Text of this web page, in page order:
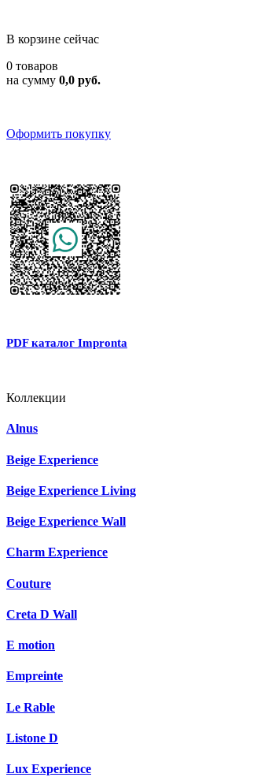
В корзине сейчас
0 товаров
на сумму 0,0 руб.
Оформить покупку
PDF каталог Impronta
Коллекции
Alnus
Beige Experience
Beige Experience Living
Beige Experience Wall
Charm Experience
Couture
Creta D Wall
E motion
Empreinte
Le Rable
Listone D
Lux Experience